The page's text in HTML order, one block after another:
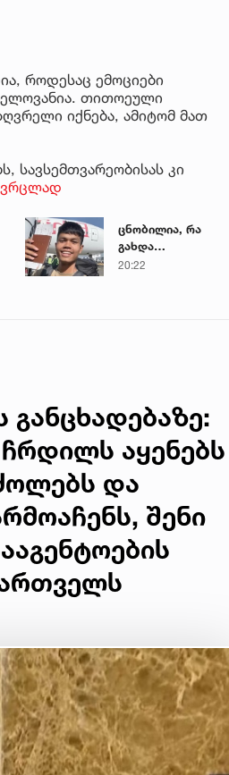
როდესაც ემოციები
თითოეული
იქნება, ამიტომ მათ
სავსემთვარეობისას კი
ვრცლად
ცნობილია, რა
გახდა
საქართველოში
20:22
განცხადებაზე:
აყენებს
და
შენი